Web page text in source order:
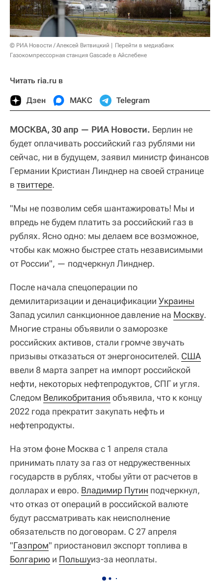
© РИА Новости / Алексей Витвицкий
Перейти в медиабанк
Газокомпрессорная станция Gascade в Айслебене
Читать ria.ru в
Дзен МАКС Telegram
МОСКВА, 30 апр — РИА Новости. Берлин не
будет оплачивать российский газ рублями ни
сейчас, ни в будущем, заявил министр финансов
Германии Кристиан Линднер на своей странице
в твиттере.
"Мы не позволим себя шантажировать! Мы и
впредь не будем платить за российский газ в
рублях. Ясно одно: мы делаем все возможное,
чтобы как можно быстрее стать независимыми
от России", — подчеркнул Линднер.
После начала спецоперации по
демилитаризации и денацификации Украины
Запад усилил санкционное давление на Москву.
Многие страны объявили о заморозке
российских активов, стали громче звучать
призывы отказаться от энергоносителей. США
ввели 8 марта запрет на импорт российской
нефти, некоторых нефтепродуктов, СПГ и угля.
Следом Великобритания объявила, что к концу
2022 года прекратит закупать нефть и
нефтепродукты.
На этом фоне Москва с 1 апреля стала
принимать плату за газ от недружественных
государств в рублях, чтобы уйти от расчетов в
долларах и евро. Владимир Путин подчеркнул,
что отказ от операций в российской валюте
будут рассматривать как неисполнение
обязательств по договорам. С 27 апреля
"Газпром" приостановил экспорт топлива в
Болгарию и Польшуиз-за неоплаты.